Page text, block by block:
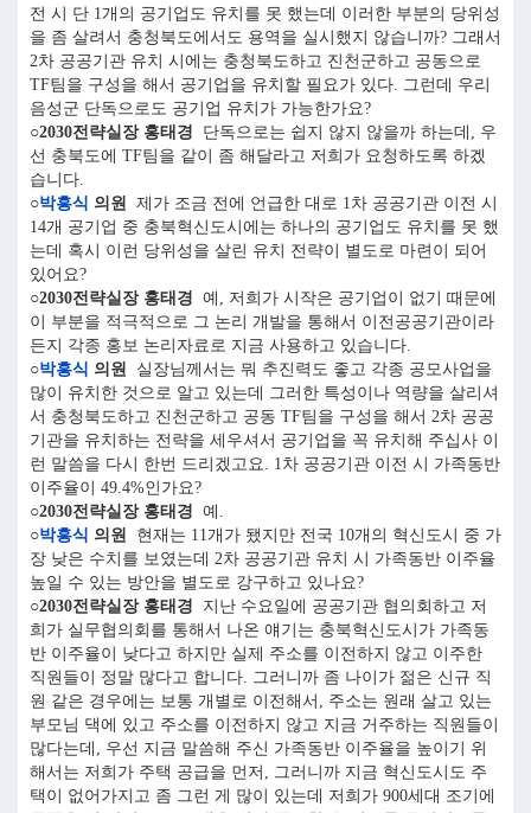
전 시 단 1개의 공기업도 유치를 못 했는데 이러한 부분의 당위성
을 좀 살려서 충청북도에서도 용역을 실시했지 않습니까? 그래서
2차 공공기관 유치 시에는 충청북도하고 진천군하고 공동으로
TF팀을 구성을 해서 공기업을 유치할 필요가 있다. 그런데 우리
음성군 단독으로도 공기업 유치가 가능한가요?
○2030전략실장 홍태경 단독으로는 쉽지 않지 않을까 하는데, 우
선 충북도에 TF팀을 같이 좀 해달라고 저희가 요청하도록 하겠
습니다.
○박흥식 의원
제가 조금 전에 언급한 대로 1차 공공기관 이전 시
14개 공기업 중 충북혁신도시에는 하나의 공기업도 유치를 못 했
는데 혹시 이런 당위성을 살린 유치 전략이 별도로 마련이 되어
있어요?
○2030전략실장 홍태경 예, 저희가 시작은 공기업이 없기 때문에
이 부분을 적극적으로 그 논리 개발을 통해서 이전공공기관이라
든지 각종 홍보 논리자료로 지금 사용하고 있습니다.
○박흥식 의원
실장님께서는 뭐 추진력도 좋고 각종 공모사업을
많이 유치한 것으로 알고 있는데 그러한 특성이나 역량을 살리셔
서 충청북도하고 진천군하고 공동 TF팀을 구성을 해서 2차 공공
기관을 유치하는 전략을 세우셔서 공기업을 꼭 유치해 주십사 이
런 말씀을 다시 한번 드리겠고요. 1차 공공기관 이전 시 가족동반
이주율이 49.4%인가요?
○2030전략실장 홍태경 예.
○박흥식 의원
현재는 11개가 됐지만 전국 10개의 혁신도시 중 가
장 낮은 수치를 보였는데 2차 공공기관 유치 시 가족동반 이주율
높일 수 있는 방안을 별도로 강구하고 있나요?
○2030전략실장 홍태경 지난 수요일에 공공기관 협의회하고 저
희가 실무협의회를 통해서 나온 얘기는 충북혁신도시가 가족동
반 이주율이 낮다고 하지만 실제 주소를 이전하지 않고 이주한
직원들이 정말 많다고 합니다. 그러니까 좀 나이가 젊은 신규 직
원 같은 경우에는 보통 개별로 이전해서, 주소는 원래 살고 있는
부모님 댁에 있고 주소를 이전하지 않고 지금 거주하는 직원들이
많다는데, 우선 지금 말씀해 주신 가족동반 이주율을 높이기 위
해서는 저희가 주택 공급을 먼저, 그러니까 지금 혁신도시도 주
택이 없어가지고 좀 그런 게 많이 있는데 저희가 900세대 조기에